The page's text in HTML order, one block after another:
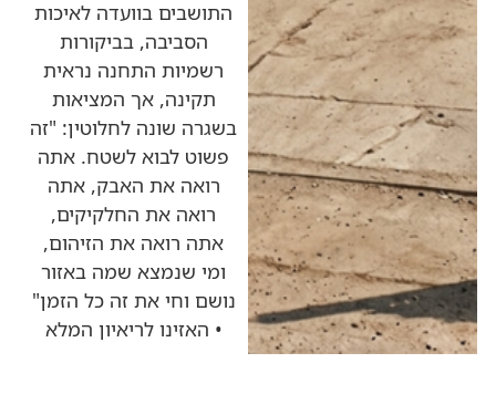
התושבים בוועדה לאיכות
הסביבה, בביקורות
רשמיות התחנה נראית
תקינה, אך המציאות
בשגרה שונה לחלוטין: "זה
פשוט לבוא לשטח. אתה
רואה את האבק, אתה
רואה את החלקיקים,
אתה רואה את הזיהום,
ומי שנמצא שמה באזור
נושם וחי את זה כל הזמן"
• האזינו לריאיון המלא